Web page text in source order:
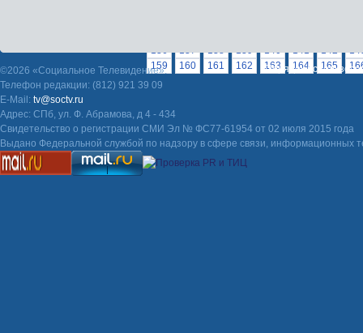
136
137 138 139 140 141 142
159
160 161 162 163 164 165
©2026 «Социальное Телевидение».
Телефон редакции: (812) 921 39 09
E-Mail: tv@soctv.ru
Адрес: СПб, ул. Ф. Абрамова, д 4 - 434
Свидетельство о регистрации СМИ Эл № ФС77-61954 от 02 июля 2015 года
Выдано Федеральной службой по надзору в сфере связи, информационных
Порядок